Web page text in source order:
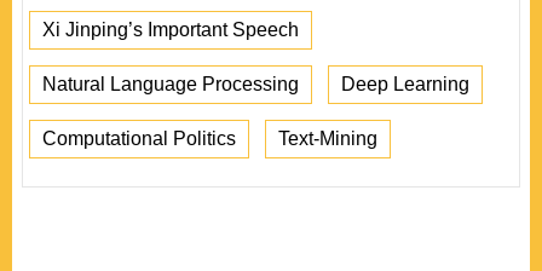
Xi Jinping’s Important Speech
Natural Language Processing Deep Learning
Computational Politics Text-Mining